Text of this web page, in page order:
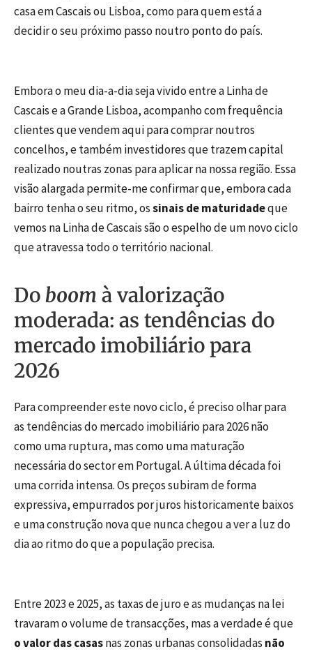
casa em Cascais ou Lisboa, como para quem está a
decidir o seu próximo passo noutro ponto do país.
Embora o meu dia-a-dia seja vivido entre a Linha de
Cascais e a Grande Lisboa, acompanho com frequência
clientes que vendem aqui para comprar noutros
concelhos, e também investidores que trazem capital
realizado noutras zonas para aplicar na nossa região. Essa
visão alargada permite-me confirmar que, embora cada
bairro tenha o seu ritmo, ossinais de maturidadeque
vemos na Linha de Cascais são o espelho de um novo ciclo
que atravessa todo o território nacional.
Doboom à valorização
moderada: as tendências do
mercado imobiliário para
2026
Para compreender este novo ciclo, é preciso olhar para
as tendências do mercado imobiliário para 2026 não
como uma ruptura, mas como uma maturação
necessária do sector em Portugal. A última década foi
uma corrida intensa. Os preços subiram de forma
expressiva, empurrados por juros historicamente baixos
e uma construção nova que nunca chegou a ver a luz do
dia ao ritmo do que a população precisa.
Entre 2023 e 2025, as taxas de juro e as mudanças na lei
travaram o volume de transacções, mas a verdade é que
o valor das casasnas zonas urbanas consolidadas não